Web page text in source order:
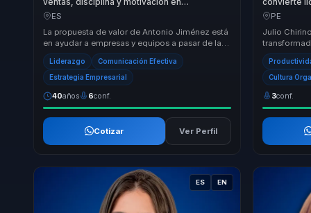
productividad y ejecución comercial para
ES
La propuesta de valor de Antonio Jiménez está
en ayudar a empresas y equipos a pasar de la
baja productividad, el desgaste comercial o
la...Liderazgo Comunicación Efectiva
Estrategia Empresarial
40años 6conf.
Cotizar Ver Perfil
enPE
Julio
atrás la
Cultura
3conf.
ES EN